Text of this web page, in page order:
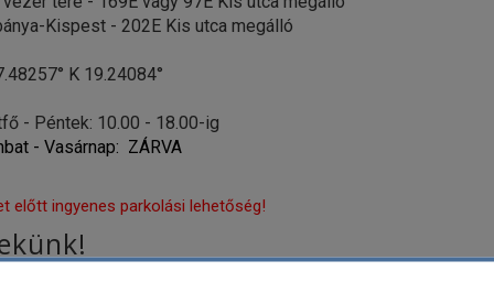
Kispest - 202E Kis utca megálló
K 19.24084°
- Péntek: 10.00 - 18.00-ig
- Vasárnap: ZÁRVA
előtt ingyenes parkolási lehetőség!